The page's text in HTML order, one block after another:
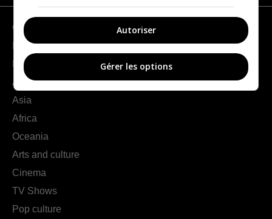
Geography
France
Europe
Americas
Asia
Africa
Oceania
Arts and culture
Cinema
TV Shows
Pop culture
Autoriser
Gérer les options